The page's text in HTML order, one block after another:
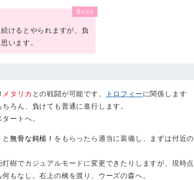
けるとやられますが、負
います。
メタリカ との戦闘が可能です。 トロフィーに関係します
ろん、負けても普通に進行します。
ートへ。
と無骨な鈍槌Ⅰ をもらったら適当に装備し、まずは付近の
樹でカジュアルモードに変更できたりしますが、現時点
もなし。右上の橋を渡り、ウーズの森へ。